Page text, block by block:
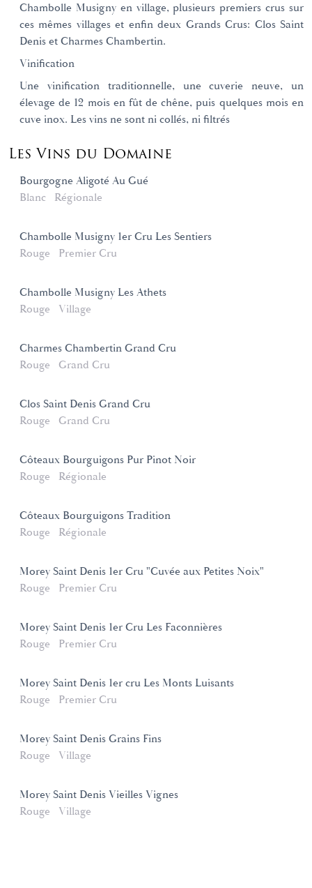
Chambolle Musigny en village, plusieurs premiers crus sur
ces mêmes villages et enfin deux Grands Crus: Clos Saint
Denis et Charmes Chambertin.
Vinification
Une vinification traditionnelle, une cuverie neuve, un
élevage de 12 mois en fût de chêne, puis quelques mois en
cuve inox. Les vins ne sont ni collés, ni filtrés
Les Vins du Domaine
Bourgogne Aligoté Au Gué
Blanc
Régionale
Chambolle Musigny 1er Cru Les Sentiers
Rouge
Premier Cru
Chambolle Musigny Les Athets
Rouge
Village
Charmes Chambertin Grand Cru
Rouge
Grand Cru
Clos Saint Denis Grand Cru
Rouge
Grand Cru
Côteaux Bourguigons Pur Pinot Noir
Rouge
Régionale
Côteaux Bourguigons Tradition
Rouge
Régionale
Morey Saint Denis 1er Cru "Cuvée aux Petites Noix"
Rouge
Premier Cru
Morey Saint Denis 1er Cru Les Faconnières
Rouge
Premier Cru
Morey Saint Denis 1er cru Les Monts Luisants
Rouge
Premier Cru
Morey Saint Denis Grains Fins
Rouge
Village
Morey Saint Denis Vieilles Vignes
Rouge
Village